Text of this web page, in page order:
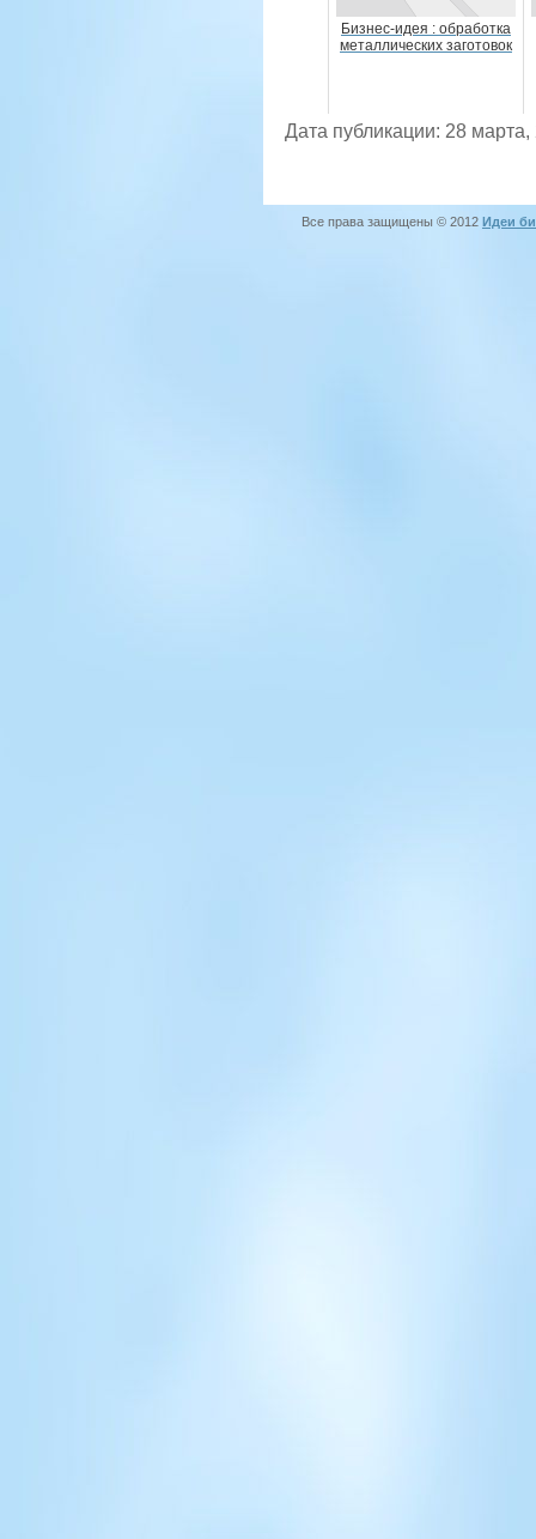
Бизнес-идея : обработка
металлических заготовок
Дата публикации: 28 марта,
Все права защищены © 2012 Идеи